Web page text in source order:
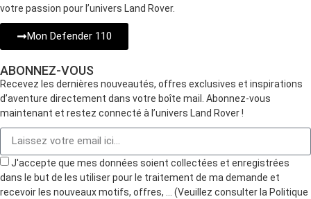
votre passion pour l’univers Land Rover.
Mon Defender 110
ABONNEZ-VOUS
Recevez les dernières nouveautés, offres exclusives et inspirations
d’aventure directement dans votre boîte mail. Abonnez-vous
maintenant et restez connecté à l’univers Land Rover !
J'accepte que mes données soient collectées et enregistrées
dans le but de les utiliser pour le traitement de ma demande et
recevoir les nouveaux motifs, offres, … (Veuillez consulter la Politique